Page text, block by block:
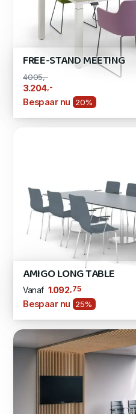
FREE-STAND MEETING
4005,-
3.204,-
Bespaar nu 20%
AMIGO LONG TABLE
Vanaf 1.092,75
Bespaar nu 25%